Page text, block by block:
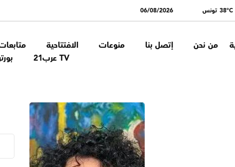
38°C تونس 06/08/2026
من نحن إتصل بنا منوعات الافتتاحية
TV عرب21